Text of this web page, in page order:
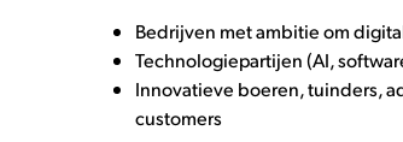
Bedrijven met ambitie om
Technologiepartijen (AI,
Innovatieve boeren, tuinders,
customers